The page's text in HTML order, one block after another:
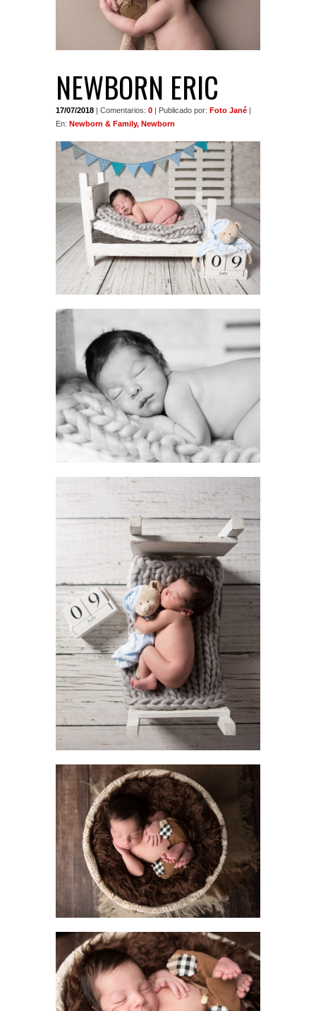
NEWBORN ERIC
17/07/2018 | Comentarios: 0 | Publicado por: Foto Jané |
En: Newborn & Family, Newborn